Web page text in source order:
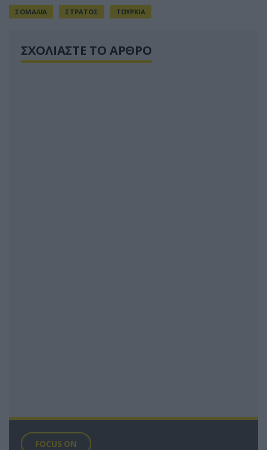
ΣΟΜΑΛΙΑ ΣΤΡΑΤΟΣ ΤΟΥΡΚΙΑ
ΣΧΟΛΙΑΣΤΕ ΤΟ ΑΡΘΡΟ
FOCUS ON